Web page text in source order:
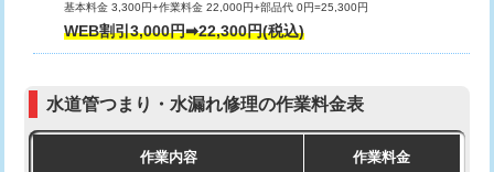
コンクリート斫り（厚さ10㎝まで）
交換・取付（タンク）
式）)
式・ワンホール）)
基本料金 3,300円+作業料金 22,000円+部品代 0円=25,300円
WEB割引3,000円➡22,300円(税込)
水道管つまり・水漏れ修理の作業料金表
作業内容 作業料金